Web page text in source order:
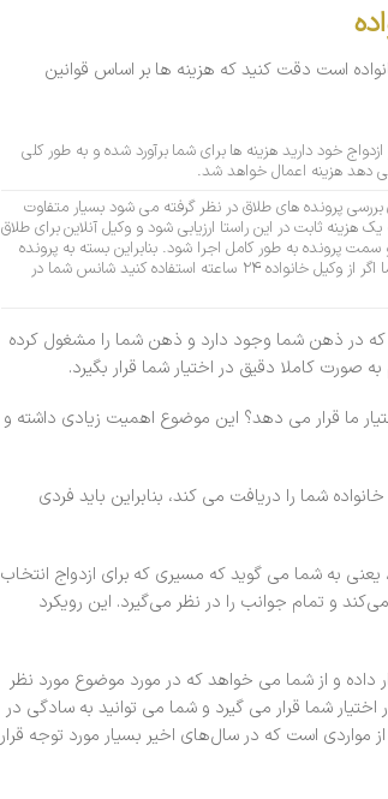
است دقت کنید که هزینه ها بر اساس قوانین
خود دارید هزینه ها برای شما برآورد شده و به طور کلی
دهد هزینه اعمال خواهد شد.
بررسی پرونده های طلاق در نظر گرفته می شود بسیار متفاوت
هزینه ثابت در این راستا ارزیابی شود و وکیل آنلاین برای طلاق
پرونده به طور کامل اجرا شود. بنابراین بسته به پرونده
حقوقی شما هزینه متفاوت خواهد بود اما اگر از وکیل خانواده ۲۴ ساعته استفاده کنید شانس شما در
که در ذهن شما وجود دارد و ذهن شما را مشغول کرده
صورت کاملا دقیق در اختیار شما قرار بگیرد.
ما قرار می دهد؟ این موضوع اهمیت زیادی داشته و
شما را دریافت می کند، بنابراین باید فردی
یعنی به شما می گوید که مسیری که برای ازدواج انتخاب
و تمام جوانب را در نظر می‌گیرد. این رویکرد
داده و از شما می خواهد که در مورد موضوع مورد نظر
شما قرار می گیرد و شما می توانید به سادگی در
مواردی است که در سال‌های اخیر بسیار مورد توجه قرار